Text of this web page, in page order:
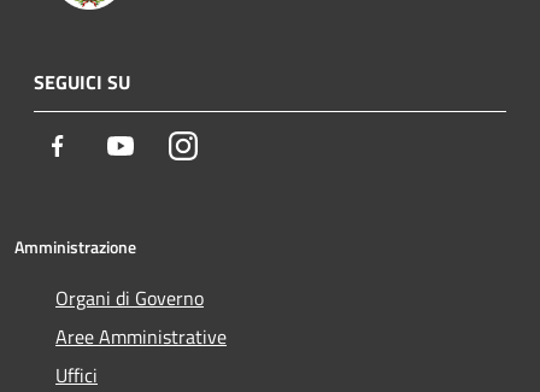
SEGUICI SU
Facebook YoutubeInstagram
Amministrazione
Organi di Governo
Aree Amministrative
Uffici